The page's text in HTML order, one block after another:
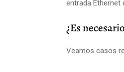
entrada Ethernet
¿Es
Veamos casos